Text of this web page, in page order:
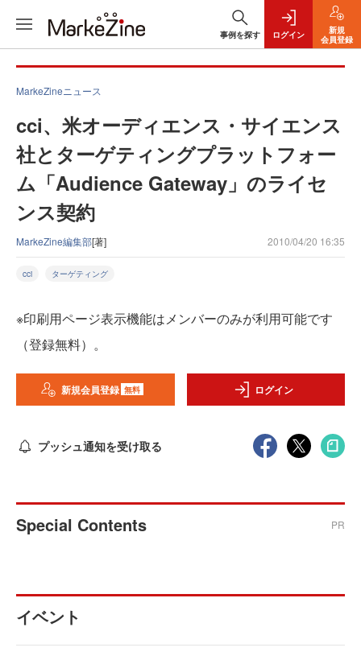
事例を探す ログイン
新規
会員登録
MarkeZineニュース
cci、米オーディエンス・サイエンス
社とターゲティングプラットフォー
ム「Audience Gateway」のライセ
ンス契約
MarkeZine編集部[著] 2010/04/20 16:35
cci ターゲティング
※印刷用ページ表示機能はメンバーのみが利用可能です
（登録無料）。
新規会員登録 無料 ログイン
プッシュ通知を受け取る
Special Contents PR
イベント